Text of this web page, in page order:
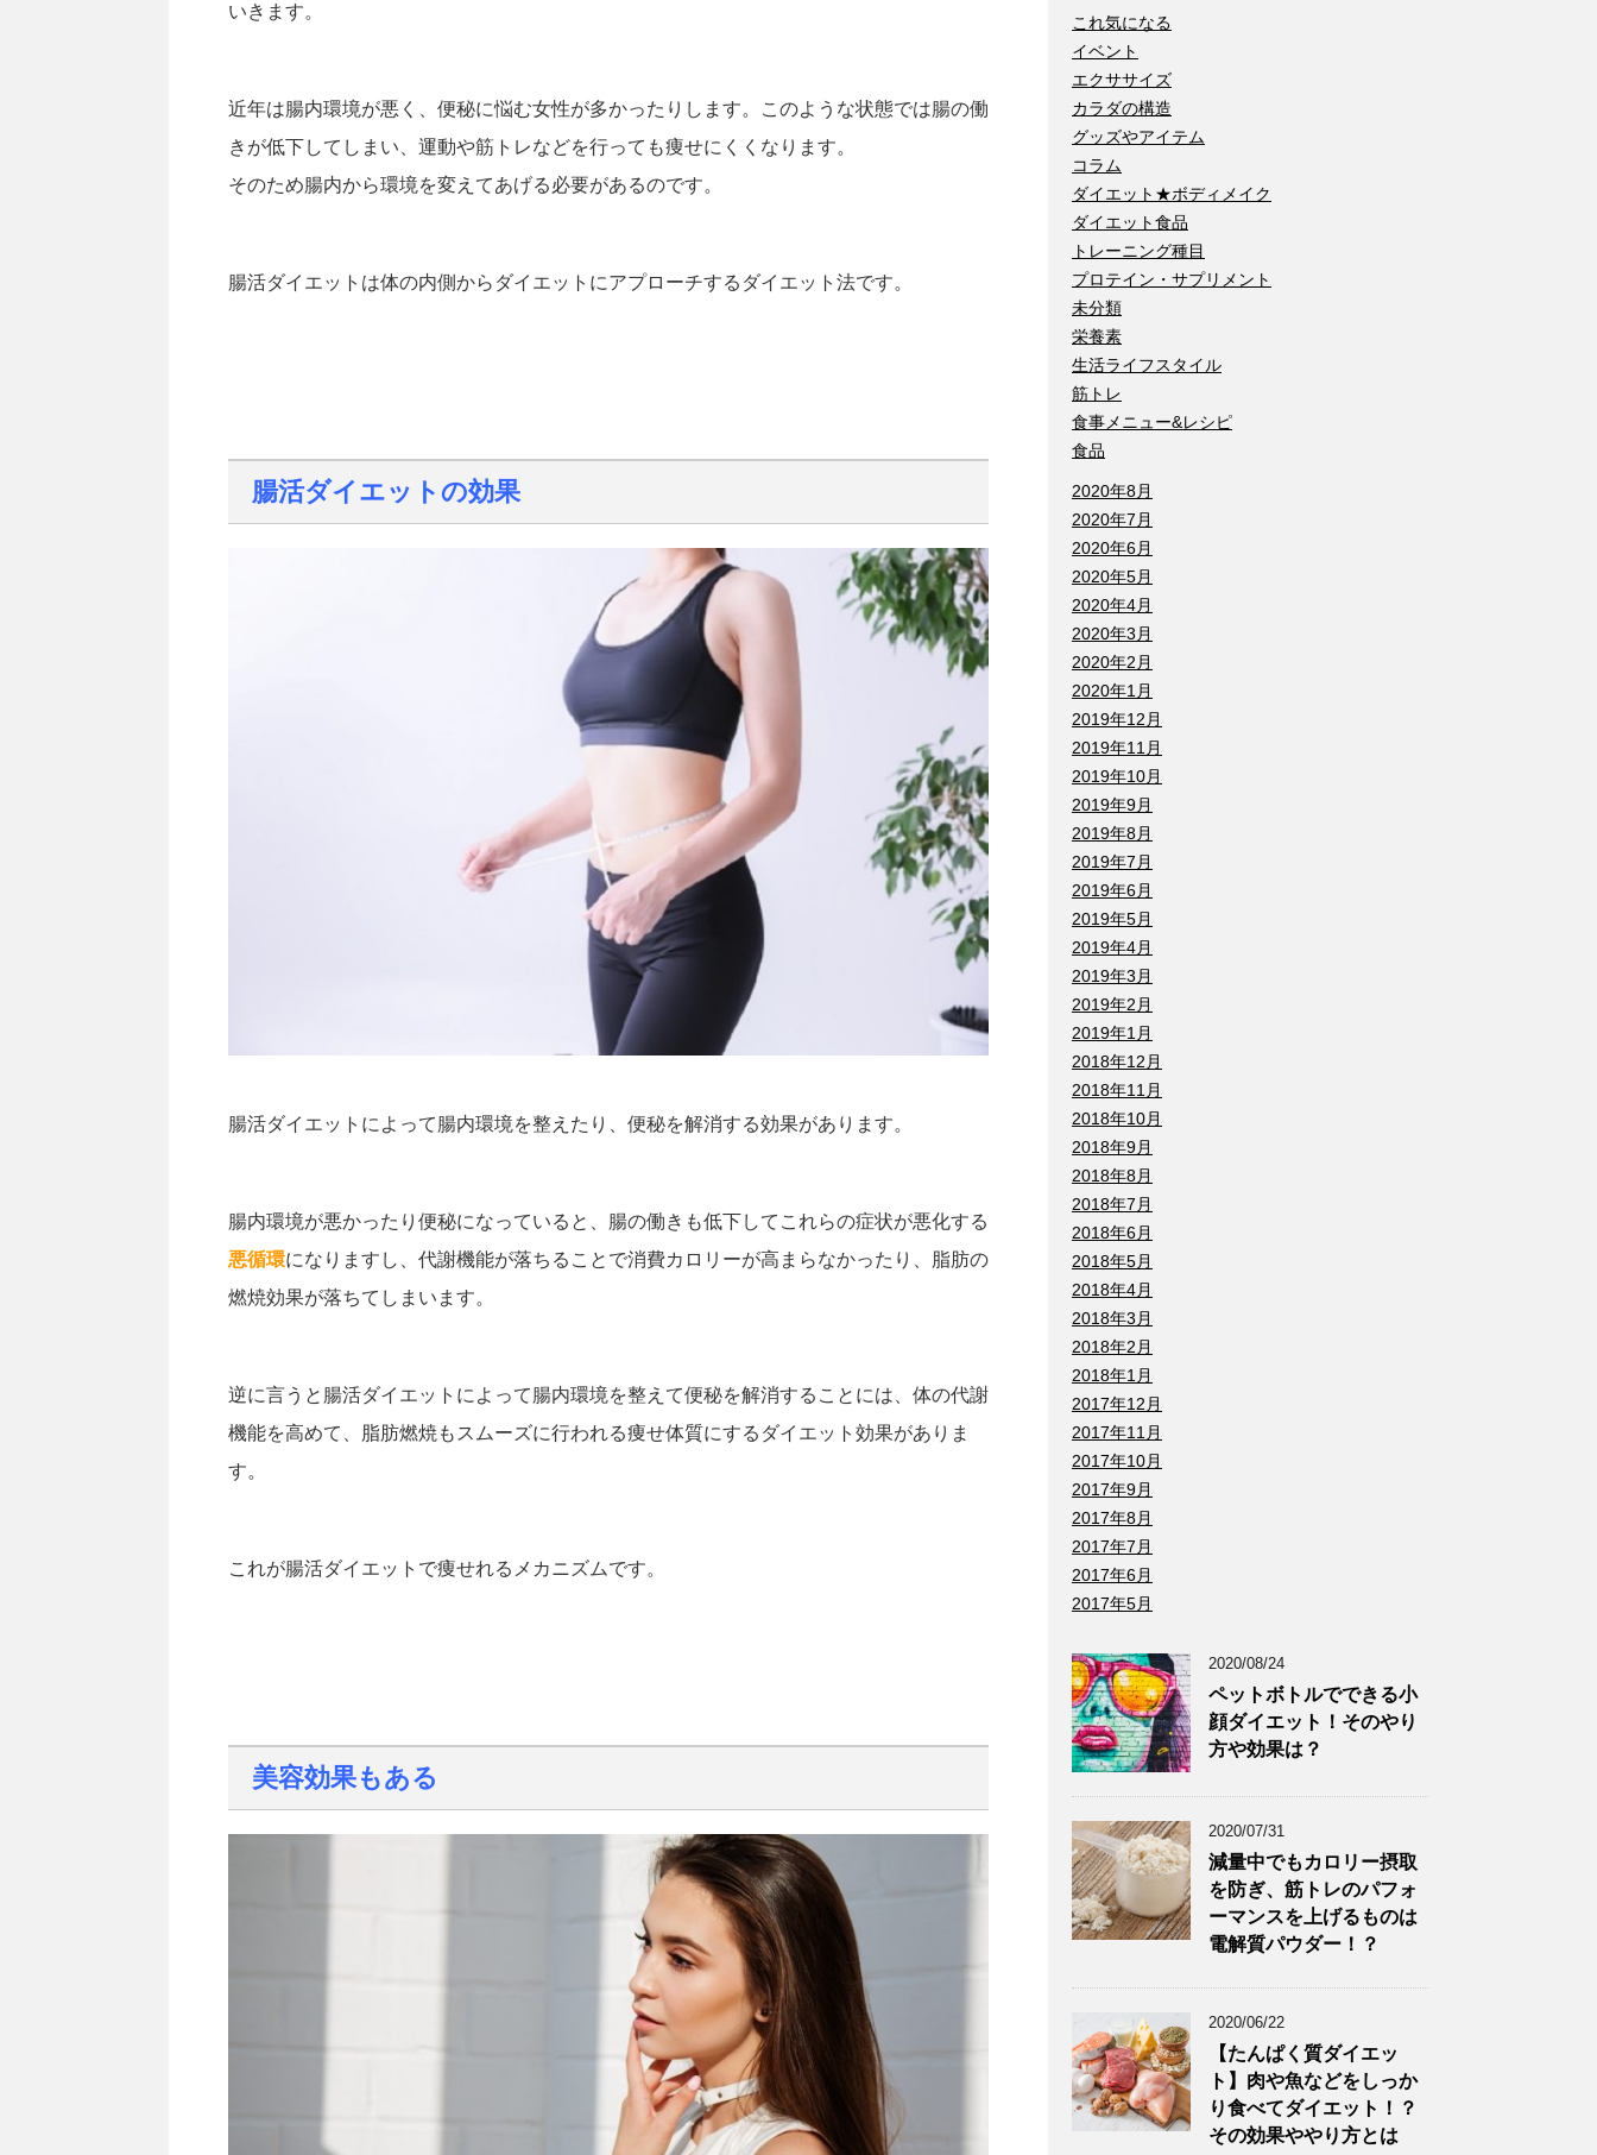
いきます。
近年は腸内環境が悪く、便秘に悩む女性が多かったりします。このような状態では腸の働
きが低下してしまい、運動や筋トレなどを行っても痩せにくくなります。
そのため腸内から環境を変えてあげる必要があるのです。
腸活ダイエットは体の内側からダイエットにアプローチするダイエット法です。
腸活ダイエットの効果
腸活ダイエットによって腸内環境を整えたり、便秘を解消する効果があります。
腸内環境が悪かったり便秘になっていると、腸の働きも低下してこれらの症状が悪化する
悪循環になりますし、代謝機能が落ちることで消費カロリーが高まらなかったり、脂肪の
燃焼効果が落ちてしまいます。
逆に言うと腸活ダイエットによって腸内環境を整えて便秘を解消することには、体の代謝
機能を高めて、脂肪燃焼もスムーズに行われる痩せ体質にするダイエット効果がありま
す。
これが腸活ダイエットで痩せれるメカニズムです。
美容効果もある
これ気になる
イベント
エクササイズ
カラダの構造
グッズやアイテム
コラム
ダイエット★ボディメイク
ダイエット食品
トレーニング種目
プロテイン・サプリメント
未分類
栄養素
生活ライフスタイル
筋トレ
食事メニュー&レシピ
食品
2020年8月
2020年7月
2020年6月
2020年5月
2020年4月
2020年3月
2020年2月
2020年1月
2019年12月
2019年11月
2019年10月
2019年9月
2019年8月
2019年7月
2019年6月
2019年5月
2019年4月
2019年3月
2019年2月
2019年1月
2018年12月
2018年11月
2018年10月
2018年9月
2018年8月
2018年7月
2018年6月
2018年5月
2018年4月
2018年3月
2018年2月
2018年1月
2017年12月
2017年11月
2017年10月
2017年9月
2017年8月
2017年7月
2017年6月
2017年5月
2020/08/24
ペットボトルでできる小
顔ダイエット！そのやり
方や効果は？
2020/07/31
減量中でもカロリー摂取
を防ぎ、筋トレのパフォ
ーマンスを上げるものは
電解質パウダー！？
2020/06/22
【たんぱく質ダイエッ
ト】肉や魚などをしっか
り食べてダイエット！？
その効果ややり方とは